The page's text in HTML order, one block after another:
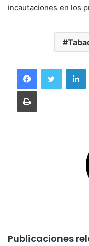
incautaciones en los
Imprimir
Publicaciones